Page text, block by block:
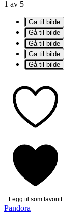
1 av 5
Gå til bilde
Gå til bilde
Gå til bilde
Gå til bilde
Gå til bilde
Legg til som favoritt
Pandora